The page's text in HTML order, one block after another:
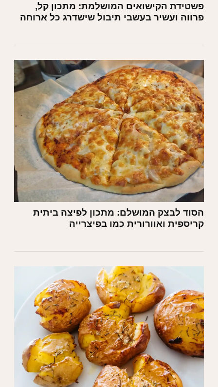
פשטידת הקישואים המושלמת: מתכון קל,
פרווה ועשיר בעשבי תיבול שישדרג כל ארוחה
הסוד לבצק המושלם: מתכון לפיצה ביתית
קריספית ואוורורית כמו בפיצרייה